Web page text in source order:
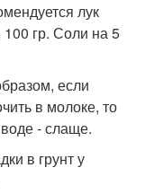
лук
100 гр. Соли на 5
если
в молоке, то
- слаще.
в грунт у